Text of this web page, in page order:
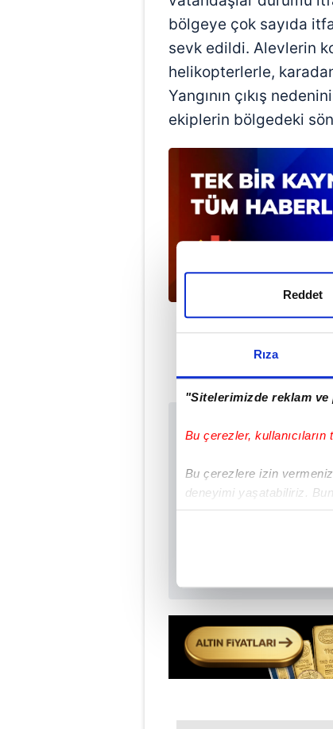
Rıza
"Sitelerimizde reklam ve
Bu çerezler, kullanıcıların
Bu çerezlere izin
deneyimi yaşatabiliriz.
içerikleri sunabilmek
Her halükârda,
çerezler vasıtasıyla
amacıyla
reklam/pazarlama
butonuna tıklayabilir,
Reddet
bölgeye çok sayıda
sevk edildi. Alevlerin
helikopterlerle,
Yangının çıkış
ekiplerin bölgedeki
Sabah.com.tr